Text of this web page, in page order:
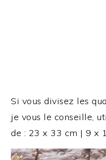
Si vous divisez les
je vous le conseille,
de : 23 x 33 cm | 9 x